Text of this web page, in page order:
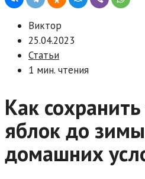
Виктор
25.04.2023
Статьи
1 мин. чтения
Как
яблок до
домашних